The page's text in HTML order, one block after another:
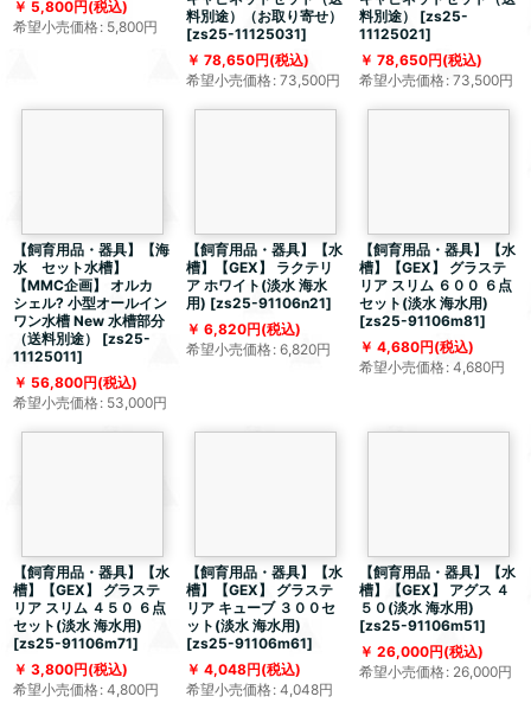
5,800円(税込)
希望小売価格: 5,800円
料別途）（お取り寄せ）
[zs25-11125031]
78,650円(税込)
希望小売価格: 73,500円
料別途）
[zs25-
11125021]
78,650円(税込)
希望小売価格: 73,500円
【飼育用品・器具】【海
水 セット水槽】
【MMC企画】 オルカ
シェル? 小型オールイン
ワン水槽 New 水槽部分
（送料別途）
[zs25-
11125011]
56,800円(税込)
希望小売価格: 53,000円
【飼育用品・器具】【水
槽】【GEX】 ラクテリ
ア ホワイト(淡水 海水
用) [zs25-91106n21]
6,820円(税込)
希望小売価格: 6,820円
【飼育用品・器具】【水
槽】【GEX】 グラステ
リア スリム ６００ ６点
セット(淡水 海水用)
[zs25-91106m81]
4,680円(税込)
希望小売価格: 4,680円
【飼育用品・器具】【水
槽】【GEX】 グラステ
リア スリム ４５０ ６点
セット(淡水 海水用)
[zs25-91106m71]
3,800円(税込)
希望小売価格: 4,800円
【飼育用品・器具】【水
槽】【GEX】 グラステ
リア キューブ ３００セ
ット(淡水 海水用)
[zs25-91106m61]
4,048円(税込)
希望小売価格: 4,048円
【飼育用品・器具】【水
槽】【GEX】 アグス ４
５０(淡水 海水用)
[zs25-91106m51]
26,000円(税込)
希望小売価格: 26,000円